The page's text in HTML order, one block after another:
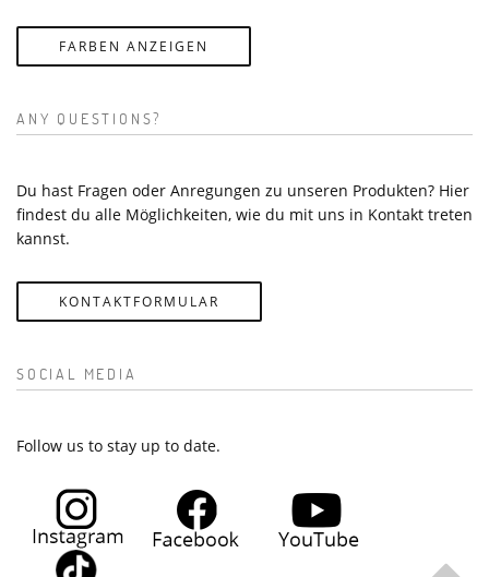
FARBEN ANZEIGEN
ANY QUESTIONS?
Du hast Fragen oder Anregungen zu unseren Produkten? Hier
findest du alle Möglichkeiten, wie du mit uns in Kontakt treten
kannst.
KONTAKTFORMULAR
SOCIAL MEDIA
Follow us to stay up to date.